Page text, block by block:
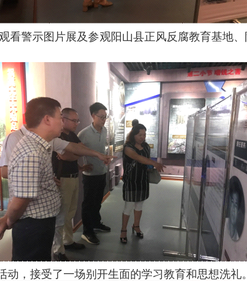
警示图片展及参观阳山县正风反腐教育基地
动，接受了一场别开生面的学习教育和思想洗礼